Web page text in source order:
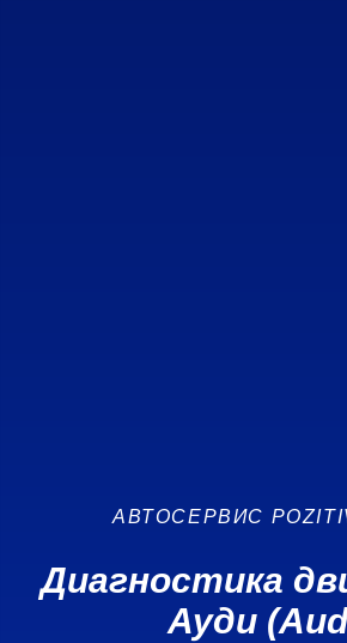
АВТОСЕРВИС
Диагностика
Ауди